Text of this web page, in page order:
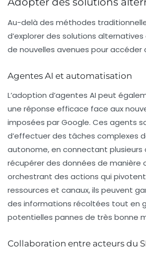
Au-delà des méthodes
d’explorer des solutions
de nouvelles avenues pour accéder
Agentes AI et automatisation
L’adoption d’agentes AI peut
une réponse efficace face aux
imposées par Google. Ces agents
d’effectuer des tâches complexes
autonome, en connectant plusieurs
récupérer des données de manière
orchestrant des actions qui
ressources et canaux, ils peuvent
des informations récoltées tout en
potentielles pannes de très bonne
Collaboration entre acteurs du